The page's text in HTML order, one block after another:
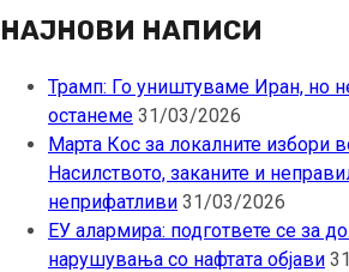
НАЈНОВИ НАПИСИ
Трамп: Го уништуваме Иран, но
останеме 31/03/2026
Марта Кос за локалните избори
Насилството, заканите и
неприфатливи 31/03/2026
ЕУ алармира: подгответе се за
нарушувања со нафтата објави